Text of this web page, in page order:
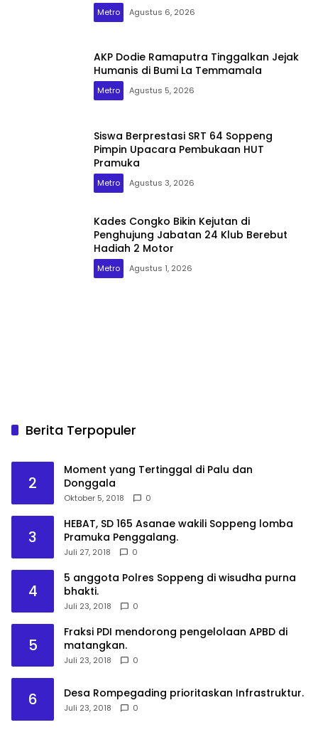
Metro Agustus 6, 2026
AKP Dodie Ramaputra Tinggalkan Jejak
Humanis di Bumi La Temmamala
Metro Agustus 5, 2026
Siswa Berprestasi SRT 64 Soppeng
Pimpin Upacara Pembukaan HUT
Pramuka
Metro Agustus 3, 2026
Kades Congko Bikin Kejutan di
Penghujung Jabatan 24 Klub Berebut
Hadiah 2 Motor
Metro Agustus 1, 2026
Berita Terpopuler
2
Moment yang Tertinggal di Palu dan
Donggala
Oktober 5, 2018 0
3
HEBAT, SD 165 Asanae wakili Soppeng lomba
Pramuka Penggalang.
Juli 27, 2018 0
4
5 anggota Polres Soppeng di wisudha purna
bhakti.
Juli 23, 2018 0
5
Fraksi PDI mendorong pengelolaan APBD di
matangkan.
Juli 23, 2018 0
6 Desa Rompegading prioritaskan Infrastruktur.
Juli 23, 2018 0